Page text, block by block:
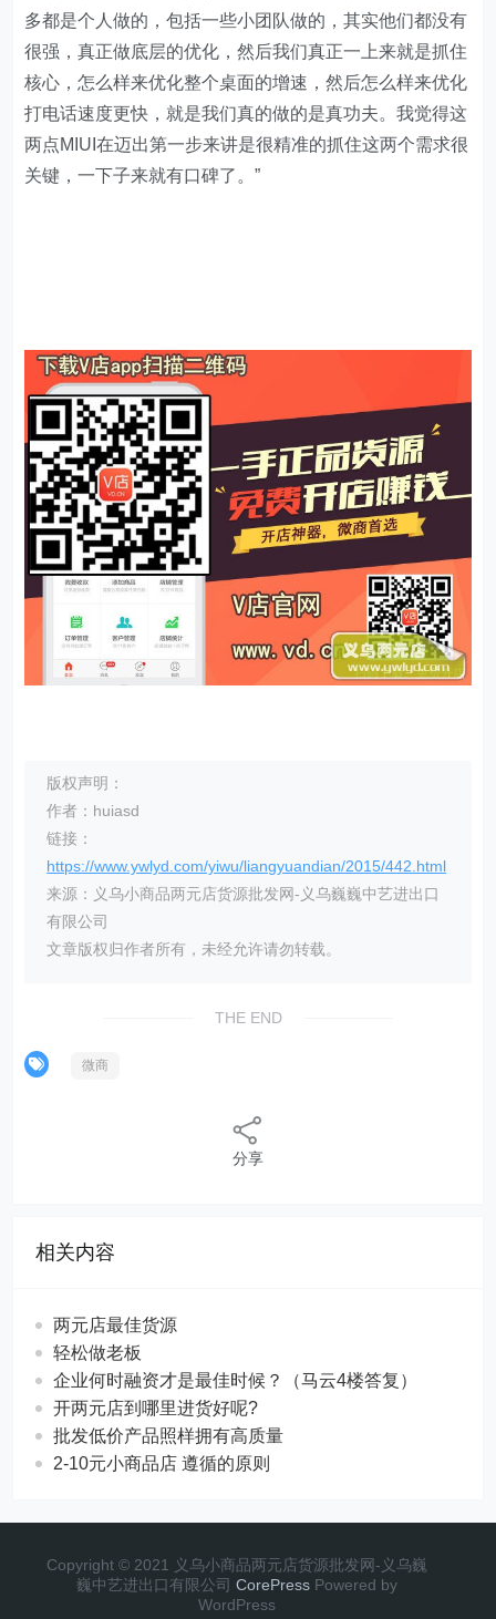
多都是个人做的，包括一些小团队做的，其实他们都没有
很强，真正做底层的优化，然后我们真正一上来就是抓住
核心，怎么样来优化整个桌面的增速，然后怎么样来优化
打电话速度更快，就是我们真的做的是真功夫。我觉得这
两点MIUI在迈出第一步来讲是很精准的抓住这两个需求很
关键，一下子来就有口碑了。”
版权声明：
作者：huiasd
链接：
https://www.ywlyd.com/yiwu/liangyuandian/2015/442.html
来源：义乌小商品两元店货源批发网-义乌巍巍中艺进出口
有限公司
文章版权归作者所有，未经允许请勿转载。
THE END
微商
分享
相关内容
两元店最佳货源
轻松做老板
企业何时融资才是最佳时候？（马云4楼答复）
开两元店到哪里进货好呢?
批发低价产品照样拥有高质量
2-10元小商品店 遵循的原则
Copyright © 2021 义乌小商品两元店货源批发网-义乌巍
巍中艺进出口有限公司 CorePress Powered by
WordPress